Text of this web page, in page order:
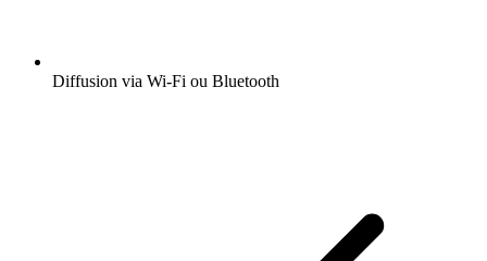
Diffusion via Wi-Fi ou Bluetooth